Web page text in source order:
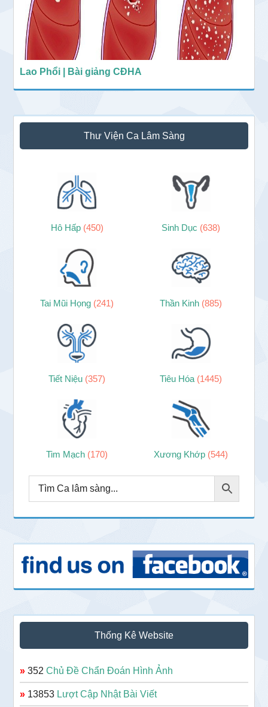
Lao Phổi | Bài giảng CĐHA
Thư Viện Ca Lâm Sàng
Hô Hấp (450) Sinh Dục (638)
Tai Mũi Họng (241) Thần Kinh (885)
Tiết Niệu (357) Tiêu Hóa (1445)
Tim Mạch (170) Xương Khớp (544)
Thống Kê Website
» 352Chủ Đề Chẩn Đoán Hình Ảnh
» 13853 Lượt Cập Nhật Bài Viết